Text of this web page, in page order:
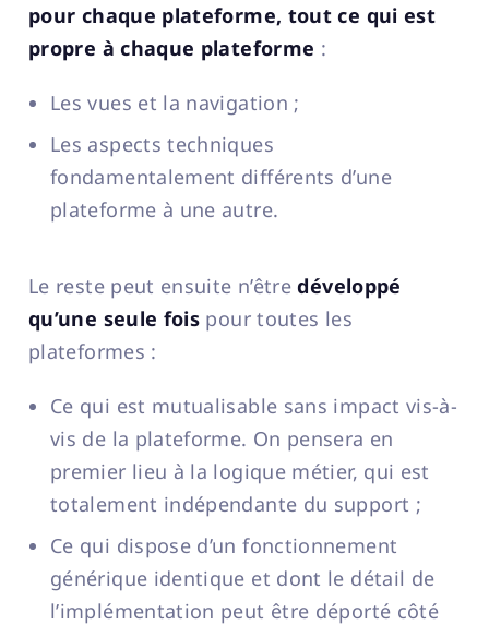
pour chaque plateforme, tout ce qui est
propre à chaque plateforme :
Les vues et la navigation ;
Les aspects techniques
fondamentalement différents d’une
plateforme à une autre.
Le reste peut ensuite n’êtredéveloppé
qu’une seule fois pour toutes les
plateformes :
Ce qui est mutualisable sans impact vis-à-
vis de la plateforme. On pensera en
premier lieu à la logique métier, qui est
totalement indépendante du support ;
Ce qui dispose d’un fonctionnement
générique identique et dont le détail de
l’implémentation peut être déporté côté